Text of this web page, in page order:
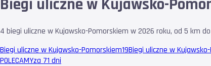
Biegi uliczne w Kujawsko-
4 biegi uliczne w Kujawsko-Pomorskiem w 2026 roku, od 5 km do
Biegi uliczne w Kujawsko-Pomorskiem19Biegi uliczne w
POLECAMYza 71 dni